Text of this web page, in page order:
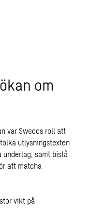
om
var Swecos roll att
utlysningstexten
underlag, samt bistå
att matcha
vikt på